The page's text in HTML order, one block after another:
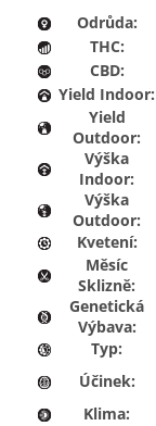
Odrůda:
THC:
CBD:
Yield Indoor:
Yield
Outdoor:
Výška
Indoor:
Výška
Outdoor:
Kvetení:
Měsíc
Sklizně:
Genetická
Výbava:
Typ:
Účinek:
Klima: